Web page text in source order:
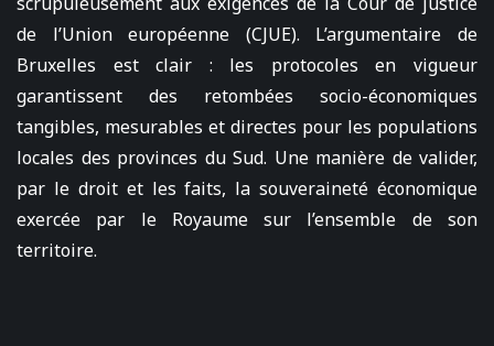
de l’Union européenne (CJUE). L’argumentaire de
Bruxelles est clair : les protocoles en vigueur
garantissent des retombées socio-économiques
tangibles, mesurables et directes pour les populations
locales des provinces du Sud. Une manière de valider,
par le droit et les faits, la souveraineté économique
exercée par le Royaume sur l’ensemble de son
territoire.